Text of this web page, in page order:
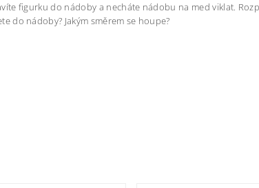
figurku do nádoby a necháte nádobu na med viklat.
do nádoby? Jakým směrem se houpe?